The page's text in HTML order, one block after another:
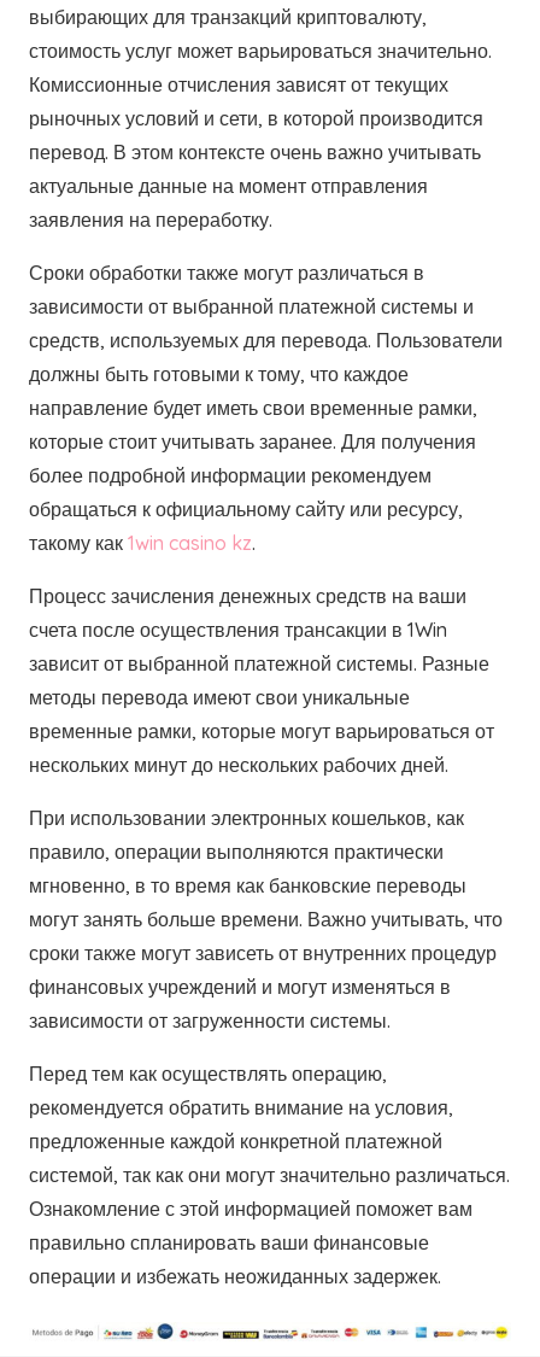
выбирающих для транзакций криптовалюту,
стоимость услуг может варьироваться значительно.
Комиссионные отчисления зависят от текущих
рыночных условий и сети, в которой производится
перевод. В этом контексте очень важно учитывать
актуальные данные на момент отправления
заявления на переработку.
Сроки обработки также могут различаться в
зависимости от выбранной платежной системы и
средств, используемых для перевода. Пользователи
должны быть готовыми к тому, что каждое
направление будет иметь свои временные рамки,
которые стоит учитывать заранее. Для получения
более подробной информации рекомендуем
обращаться к официальному сайту или ресурсу,
такому как 1win casino kz.
Процесс зачисления денежных средств на ваши
счета после осуществления трансакции в 1Win
зависит от выбранной платежной системы. Разные
методы перевода имеют свои уникальные
временные рамки, которые могут варьироваться от
нескольких минут до нескольких рабочих дней.
При использовании электронных кошельков, как
правило, операции выполняются практически
мгновенно, в то время как банковские переводы
могут занять больше времени. Важно учитывать, что
сроки также могут зависеть от внутренних процедур
финансовых учреждений и могут изменяться в
зависимости от загруженности системы.
Перед тем как осуществлять операцию,
рекомендуется обратить внимание на условия,
предложенные каждой конкретной платежной
системой, так как они могут значительно различаться.
Ознакомление с этой информацией поможет вам
правильно спланировать ваши финансовые
операции и избежать неожиданных задержек.